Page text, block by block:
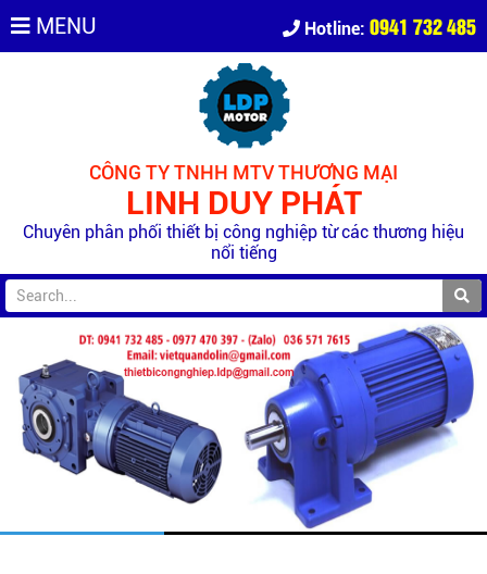
MENU Hotline: 0941 732 485
CÔNG TY TNHH MTV THƯƠNG MẠI
LINH DUY PHÁT
Chuyên phân phối thiết bị công nghiệp từ các thương hiệu
nổi tiếng